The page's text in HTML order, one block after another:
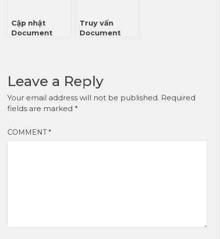
Cập nhật
Document
Truy vấn
Document
Leave a Reply
Your email address will not be published. Required
fields are marked *
COMMENT*